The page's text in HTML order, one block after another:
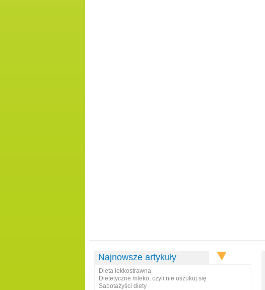
Najnowsze artykuły
Dieta lekkostrawna
Dietetyczne mleko, czyli nie oszukuj się
Sabotażyści diety